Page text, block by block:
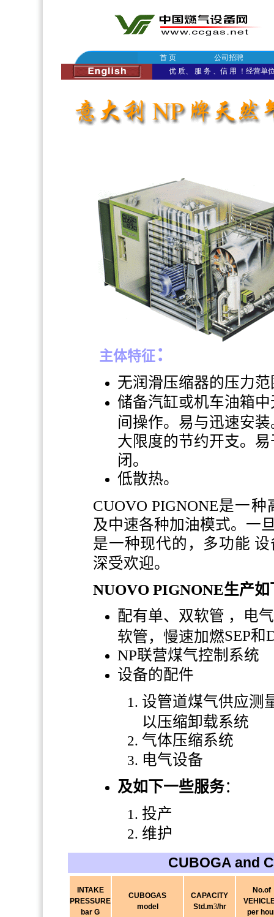
首 页
公司招聘
优 质、 服 务 、信 用 ！经营单
主体特征 ：
无润滑压缩器的压力
储备汽缸或机车油箱
间操作。易与迅速安
大限度的节约开支。
闭。
低散热。
CUOVO PIGNONE是一种
及中速各种加油模式。一
是一种现代的，多功能 设
深受欢迎。
NUOVO PIGNONE生产
配有单、双软管 ，电
软管，慢速加燃SEP和
NP联营煤气控制系统
设备的配件
设管道煤气供应测
以压缩卸载系统
气体压缩系统
电气设备
及如下一些服务：
投产
维护
CUBOGA and
INTAKE
PRESSURE
bar G
CUBOGAS
model
CAPACITY
Std.m3/hr
No.of
per